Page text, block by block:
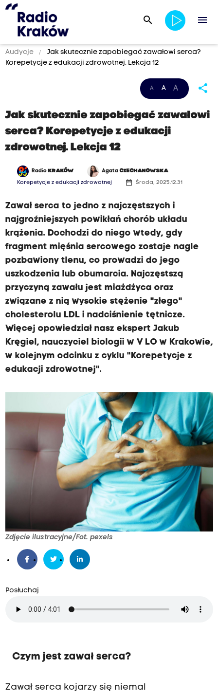
search menu
Audycje
Jak skutecznie zapobiegać zawałowi serca?
Korepetycje z edukacji zdrowotnej. Lekcja 12
A A A share
Jak skutecznie zapobiegać zawałowi
serca? Korepetycje z edukacji
zdrowotnej. Lekcja 12
Radio KRAKÓW AgataCIECHANOWSKA
Korepetycje z edukacji zdrowotnej date_range Środa, 2025.12.31
Zawał serca to jedno z najczęstszych i
najgroźniejszych powikłań chorób układu
krążenia. Dochodzi do niego wtedy, gdy
fragment mięśnia sercowego zostaje nagle
pozbawiony tlenu, co prowadzi do jego
uszkodzenia lub obumarcia. Najczęstszą
przyczyną zawału jest miażdżyca oraz
związane z nią wysokie stężenie "złego"
cholesterolu LDL i nadciśnienie tętnicze.
Więcej opowiedział nasz ekspert Jakub
Kręgiel, nauczyciel biologii w V LO w Krakowie,
w kolejnym odcinku z cyklu "Korepetycje z
edukacji zdrowotnej".
Zdjęcie ilustracyjne/Fot. pexels
Posłuchaj
Czym jest zawał serca?
Zawał serca kojarzy się niemal